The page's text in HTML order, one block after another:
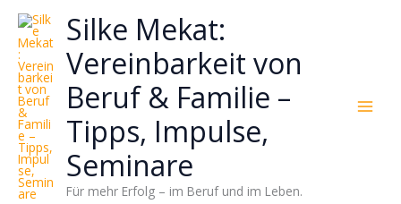
Zum
Inhalt
springen
Silke Mekat:
Vereinbarkeit von
Beruf & Familie –
Tipps, Impulse,
Seminare
Für mehr Erfolg – im Beruf und im Leben.
wie
sich
Stress
reduzieren
Energie
gezielter
einsetzen
lässt?